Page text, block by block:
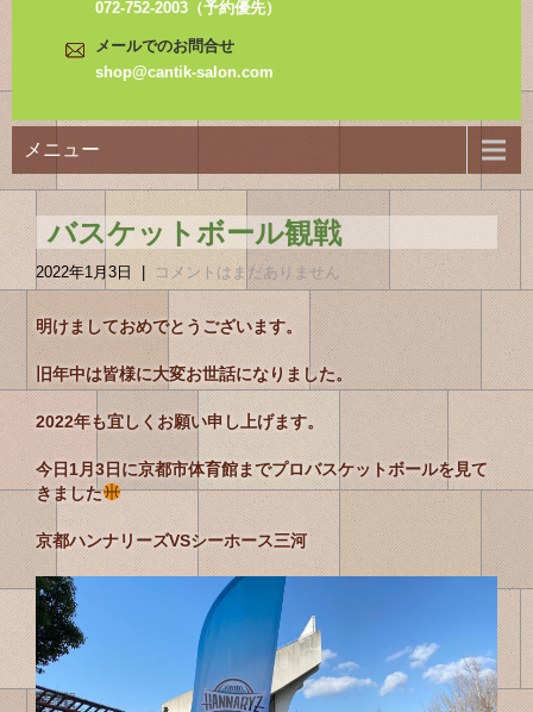
072-752-2003（予約優先）
メールでのお問合せ
shop@cantik-salon.com
メニュー
バスケットボール観戦
2022年1月3日 | コメントはまだありません
明けましておめでとうございます。
旧年中は皆様に大変お世話になりました。
2022年も宜しくお願い申し上げます。
今日1月3日に京都市体育館までプロバスケットボールを見て
きました
京都ハンナリーズVSシーホース三河